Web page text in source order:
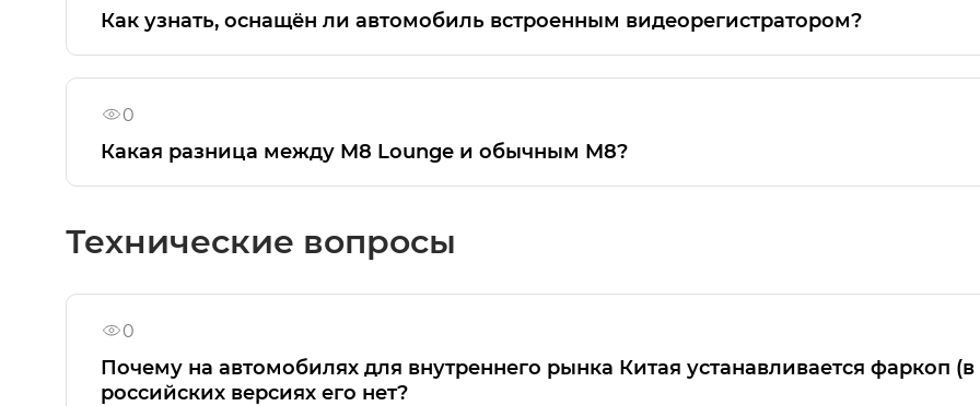
Как узнать, оснащён ли автомобиль встроенным видеорегистратором?
Данная опция указана в руководстве по эксплуатации со звездочкой. Это значит, что
купли-продажи нового автомобиля.
0
Какая разница между M8 Lounge и обычным M8?
M8 в стандартном исполнении имеет 7 посадочных мест, а версия Lounge — это автомобиль
Технические вопросы
0
Почему на автомобилях для внутреннего рынка Китая устанавливается фаркоп
российских версиях его нет?